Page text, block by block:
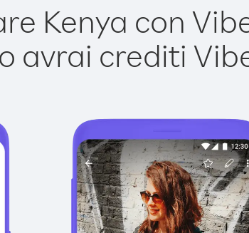
Kenya con
avrai crediti